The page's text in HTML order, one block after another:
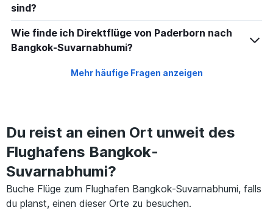
sind?
Wie finde ich Direktflüge von Paderborn nach
Bangkok-Suvarnabhumi?
Mehr häufige Fragen anzeigen
Du reist an einen Ort unweit des
Flughafens Bangkok-
Suvarnabhumi?
Buche Flüge zum Flughafen Bangkok-Suvarnabhumi, falls
du planst, einen dieser Orte zu besuchen.